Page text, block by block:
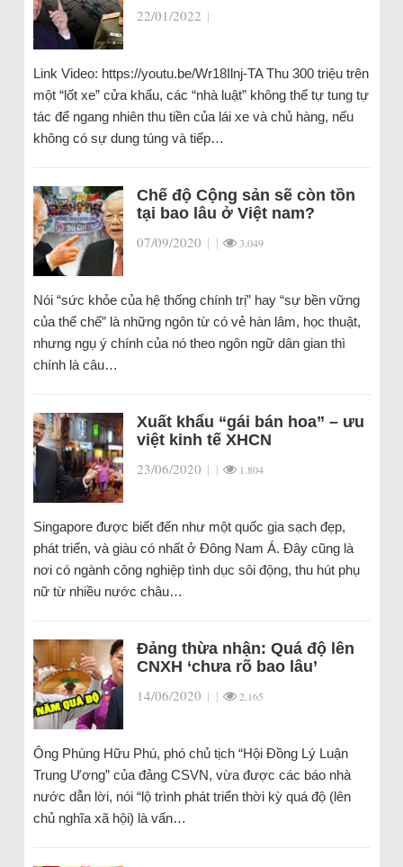
22/01/2022 |
Link Video: https://youtu.be/Wr18Ilnj-TA Thu 300 triệu trên
một “lốt xe” cửa khẩu, các “nhà luật” không thể tự tung tự
tác để ngang nhiên thu tiền của lái xe và chủ hàng, nếu
không có sự dung túng và tiếp…
Chế độ Cộng sản sẽ còn tồn
tại bao lâu ở Việt nam?
07/09/2020 | | 3.049
Nói “sức khỏe của hệ thống chính trị” hay “sự bền vững
của thể chế” là những ngôn từ có vẻ hàn lâm, học thuật,
nhưng ngụ ý chính của nó theo ngôn ngữ dân gian thì
chính là câu…
Xuất khẩu “gái bán hoa” – ưu
việt kinh tế XHCN
23/06/2020 | | 1.804
Singapore được biết đến như một quốc gia sạch đẹp,
phát triển, và giàu có nhất ở Đông Nam Á. Đây cũng là
nơi có ngành công nghiệp tình dục sôi động, thu hút phụ
nữ từ nhiều nước châu…
Đảng thừa nhận: Quá độ lên
CNXH ‘chưa rõ bao lâu’
14/06/2020 | | 2.165
Ông Phùng Hữu Phú, phó chủ tịch “Hội Đồng Lý Luận
Trung Ương” của đảng CSVN, vừa được các báo nhà
nước dẫn lời, nói “lộ trình phát triển thời kỳ quá độ (lên
chủ nghĩa xã hội) là vấn…